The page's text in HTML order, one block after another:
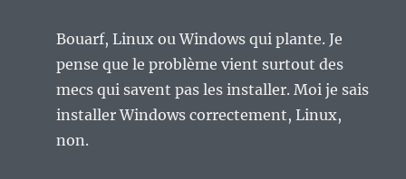
Bouarf, Linux ou Windows qui plante. Je
pense que le problème vient surtout des
mecs qui savent pas les installer. Moi je sais
installer Windows correctement, Linux,
non.